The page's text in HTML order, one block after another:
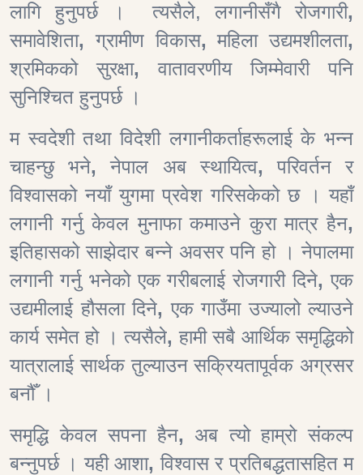
लागि हुनुपर्छ । त्यसैले, लगानीसँगै रोजगारी,
समावेशिता,ग्रामीण विकास,महिला उद्यमशीलता,
श्रमिकको सुरक्षा,वातावरणीय जिम्मेवारी पनि
सुनिश्चित हुनुपर्छ ।
म स्वदेशी तथा विदेशी लगानीकर्ताहरूलाई के भन्न
चाहन्छु भने,नेपाल अब स्थायित्व,परिवर्तन र
विश्वासको नयाँ युगमा प्रवेश गरिसकेको छ । यहाँ
लगानी गर्नु केवल मुनाफा कमाउने कुरा मात्र हैन,
इतिहासको साझेदार बन्ने अवसर पनि हो । नेपालमा
लगानी गर्नु भनेको एक गरीबलाई रोजगारी दिने,एक
उद्यमीलाई हौसला दिने,एक गाउँमा उज्यालो ल्याउने
कार्य समेत हो । त्यसैले,हामी सबै आर्थिक समृद्धिको
यात्रालाई सार्थक तुल्याउन सक्रियतापूर्वक अग्रसर
बनौँ ।
समृद्धि केवल सपना हैन, अब त्यो हाम्रो संकल्प
बन्नुपर्छ । यही आशा,विश्वास र प्रतिबद्धतासहित म